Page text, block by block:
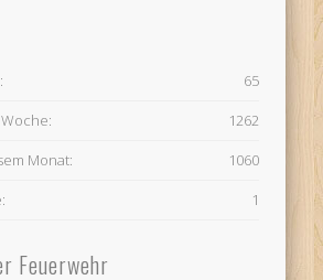
65
1262
1060
Monat:
1
Feuerwehr